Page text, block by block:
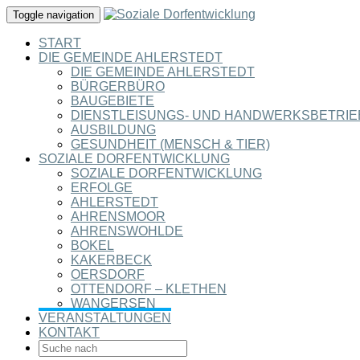
Toggle navigation
START
DIE GEMEINDE AHLERSTEDT
DIE GEMEINDE AHLERSTEDT
BÜRGERBÜRO
BAUGEBIETE
DIENSTLEISUNGS- UND
AUSBILDUNG
GESUNDHEIT (MENSCH & TIER)
SOZIALE DORFENTWICKLUNG
SOZIALE DORFENTWICKLUNG
ERFOLGE
AHLERSTEDT
AHRENSMOOR
AHRENSWOHLDE
BOKEL
KAKERBECK
OERSDORF
OTTENDORF – KLETHEN
WANGERSEN
VERANSTALTUNGEN
KONTAKT
SEARCH